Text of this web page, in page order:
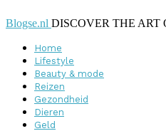
Blogse.nl DISCOVER THE ART
Home
Lifestyle
Beauty & mode
Reizen
Gezondheid
Dieren
Geld